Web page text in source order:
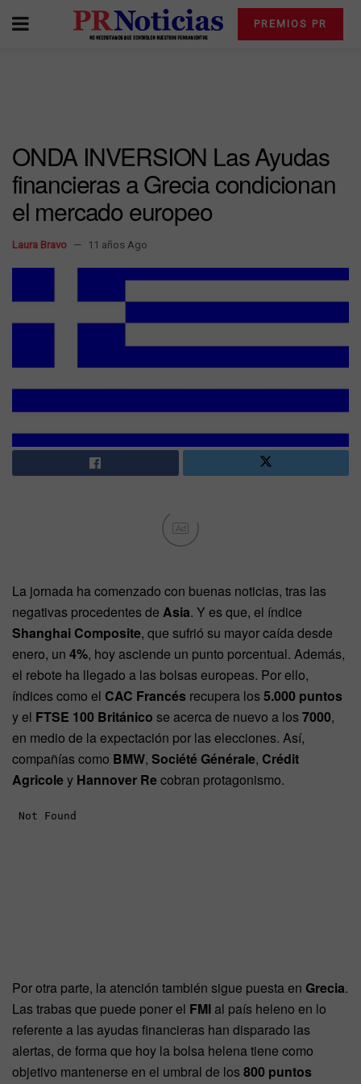
PREMIOS PR
ONDA INVERSION Las Ayudas
financieras a Grecia condicionan
el mercado europeo
Laura Bravo 11 años Ago
Ad
La jornada ha comenzado con buenas noticias, tras las
negativas procedentes de Asia. Y es que, el índice
Shanghai Composite, que sufrió su mayor caída desde
enero, un 4%, hoy asciende un punto porcentual. Además,
el rebote ha llegado a las bolsas europeas. Por ello,
índices como el CAC Francés recupera los5.000 puntos
y el FTSE 100 Británico se acerca de nuevo a los7000,
en medio de la expectación por las elecciones. Así,
compañías como BMW, Société Générale, Crédit
Agricoley Hannover Recobran protagonismo.
Por otra parte, la atención también sigue puesta en Grecia.
Las trabas que puede poner el FMIal país heleno en lo
referente a las ayudas financieras han disparado las
alertas, de forma que hoy la bolsa helena tiene como
objetivo mantenerse en el umbral de los800 puntos